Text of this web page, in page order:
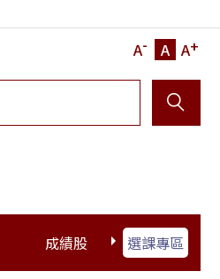
A- A A+
成績股 選課專區